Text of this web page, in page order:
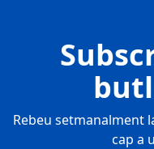
Rebeu setmanalment
cap a